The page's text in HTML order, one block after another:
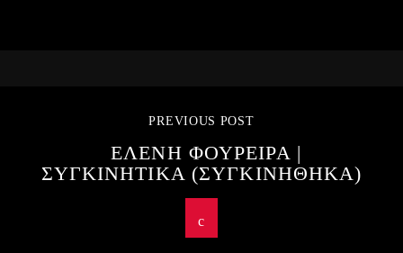
PREVIOUS POST
ΕΛΕΝΗ ΦΟΥΡΕΙΡΑ |
ΣΥΓΚΙΝΗΤΙΚΑ (ΣΥΓΚΙΝΗΘΗΚΑ)